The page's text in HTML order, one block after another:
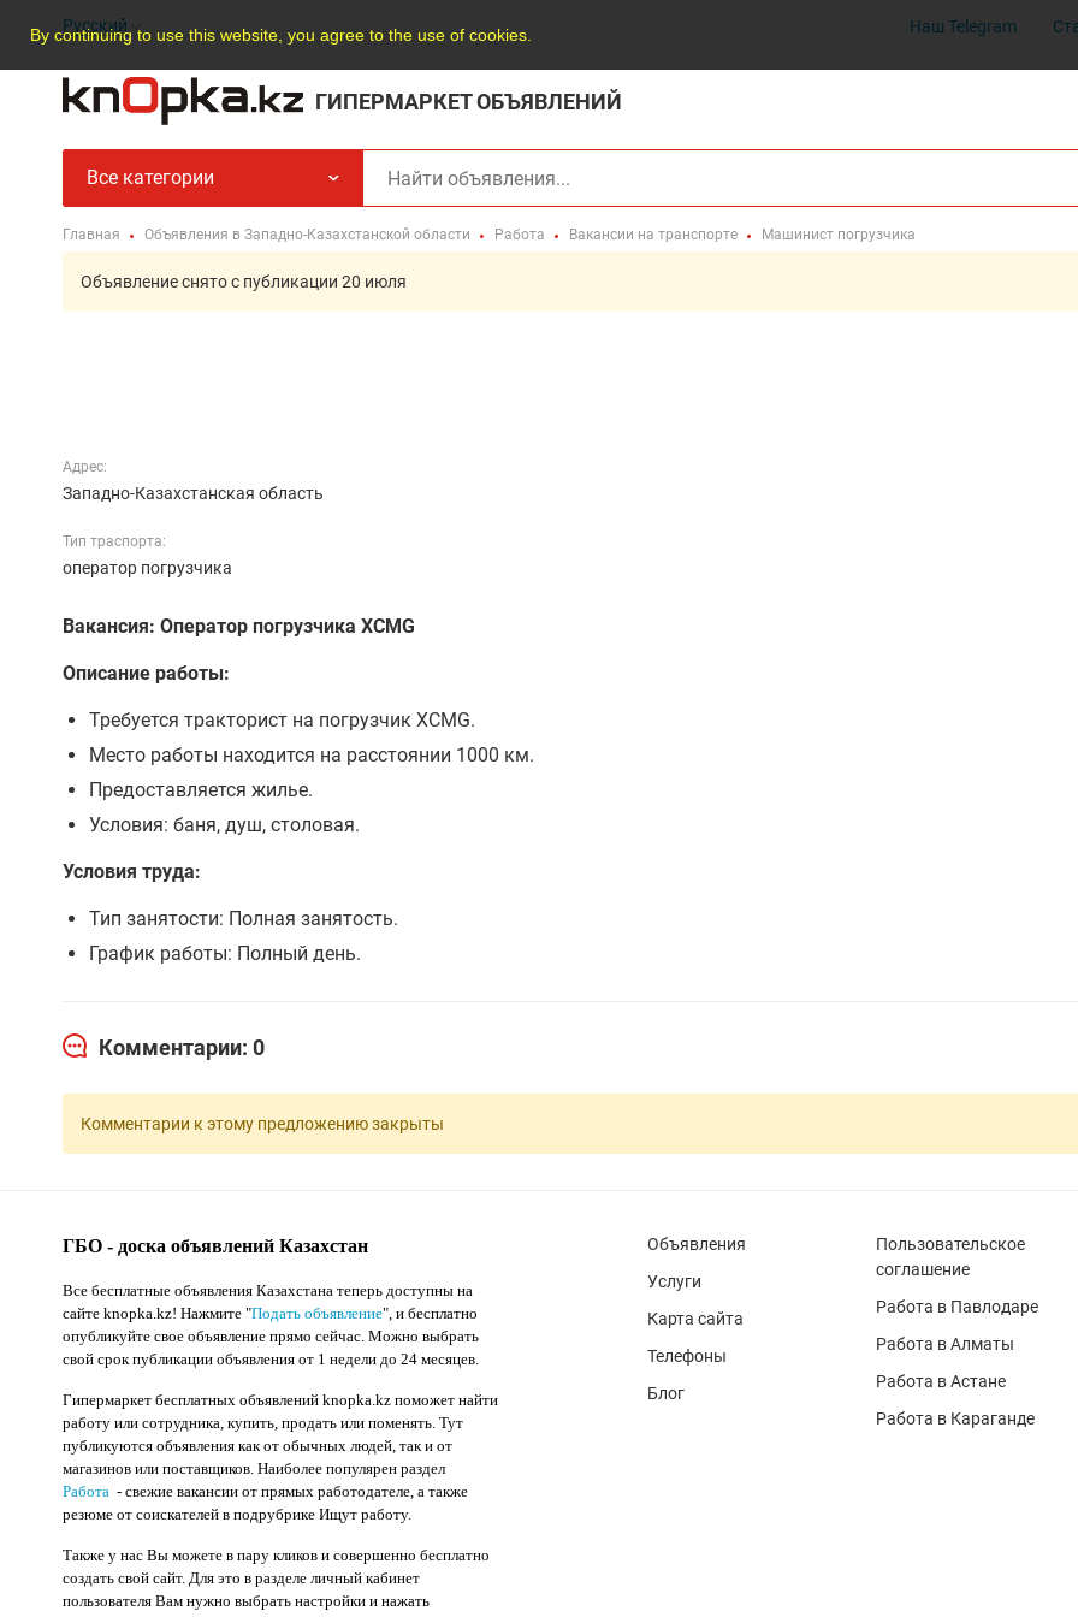
By continuing to use this website, you agree to the use of cookies.
Русский Наш Telegram
ГИПЕРМАРКЕТ ОБЪЯВЛЕНИЙ
Все категории
Главная Объявления в Западно-Казахстанской области Работа Вакансии на транспорте Машинист погрузчика
Объявление снято с публикации 20 июля
Адрес:
Западно-Казахстанская область
Тип траспорта:
оператор погрузчика
Вакансия: Оператор погрузчика XCMG
Описание работы:
Требуется тракторист на погрузчик XCMG.
Место работы находится на расстоянии 1000 км.
Предоставляется жилье.
Условия: баня, душ, столовая.
Условия труда:
Тип занятости: Полная занятость.
График работы: Полный день.
Комментарии: 0
Комментарии к этому предложению закрыты
ГБО - доска объявлений Казахстан
Все бесплатные объявления Казахстана теперь доступны на
сайте knopka.kz! Нажмите "Подать объявление", и бесплатно
опубликуйте свое объявление прямо сейчас. Можно выбрать
свой срок публикации объявления от 1 недели до 24 месяцев.
Гипермаркет бесплатных объявлений knopka.kz поможет найти
работу или сотрудника, купить, продать или поменять. Тут
публикуются объявления как от обычных людей, так и от
магазинов или поставщиков. Наиболее популярен раздел
Работа - свежие вакансии от прямых работодателе, а также
резюме от соискателей в подрубрике Ищут работу.
Также у нас Вы можете в пару кликов и совершенно бесплатно
создать свой сайт. Для это в разделе личный кабинет
пользователя Вам нужно выбрать настройки и нажать
Объявления
Услуги
Карта сайта
Телефоны
Блог
Пользовательское
соглашение
Работа в Павлодаре
Работа в Алматы
Работа в Астане
Работа в Караганде